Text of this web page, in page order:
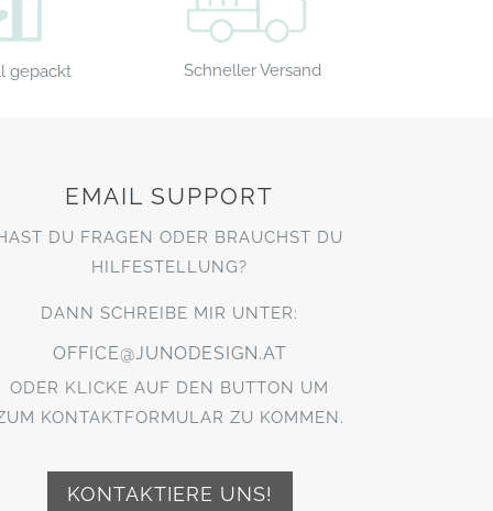
gepackt Schneller Versand
EMAIL SUPPORT
DU FRAGEN ODER BRAUCHST DU
HILFESTELLUNG?
DANN SCHREIBE MIR UNTER:
OFFICE@JUNODESIGN.AT
ODER KLICKE AUF DEN BUTTON UM
KONTAKTFORMULAR ZU KOMMEN.
KONTAKTIERE UNS!